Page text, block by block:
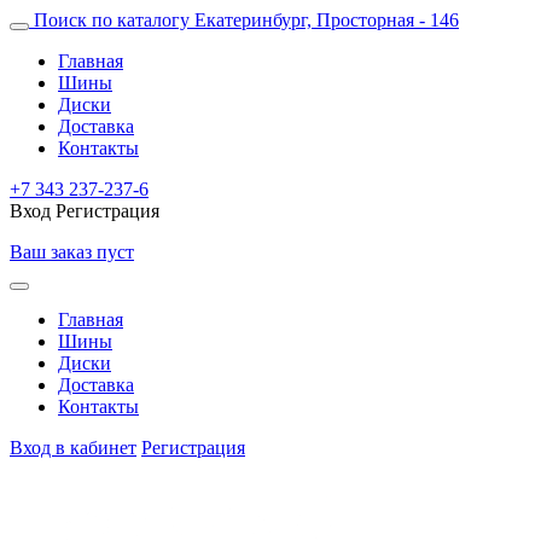
Поиск по каталогу Екатеринбург, Просторная - 146
Главная
Шины
Диски
Доставка
Контакты
+7 343 237-237-6
Вход Регистрация
Ваш заказ пуст
Главная
Шины
Диски
Доставка
Контакты
Вход в кабинет Регистрация